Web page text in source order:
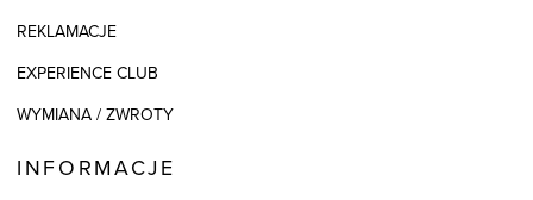
REKLAMACJE
EXPERIENCE CLUB
WYMIANA / ZWROTY
INFORMACJE